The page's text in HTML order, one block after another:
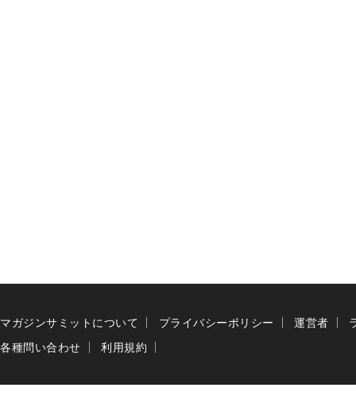
マガジンサミットについて プライバシーポリシー 運営者
各種問い合わせ
利用規約